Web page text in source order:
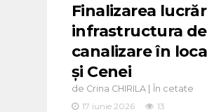
Finalizarea
infrastructura de
canalizare în
și Cenei
de Crina CHIRILA | În cetate
17 iunie 2026
13